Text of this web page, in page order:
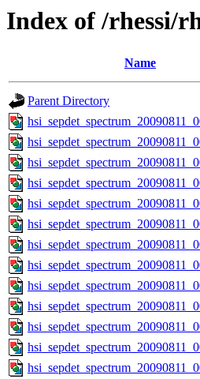
Index of /rhessi/
Name
Parent Directory